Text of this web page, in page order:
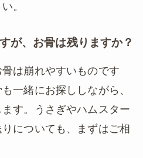
。
が、お骨は残りますか？
は崩れやすいものです
一緒にお探ししながら、
す。うさぎやハムスター
についても、まずはご相